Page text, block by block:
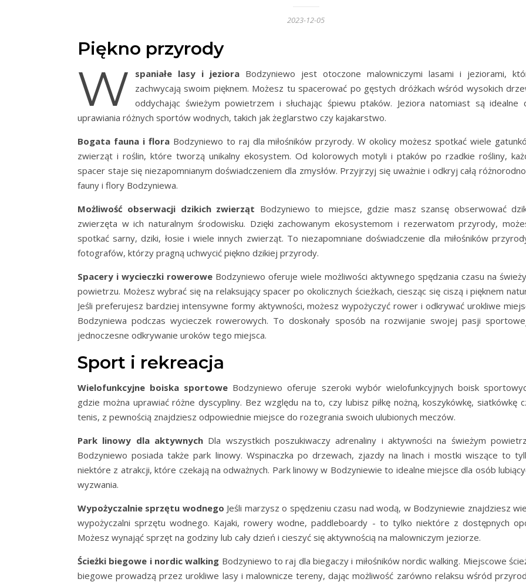
2023-12-05
Piękno przyrody
W spaniałe lasy i jeziora Bodzyniewo jest otoczone malowniczymi lasami i jeziorami,
zachwycają swoim pięknem. Możesz tu spacerować po gęstych dróżkach wśród wysokich
oddychając świeżym powietrzem i słuchając śpiewu ptaków. Jeziora natomiast są idealne
uprawiania różnych sportów wodnych, takich jak żeglarstwo czy kajakarstwo.
Bogata fauna i floraBodzyniewo to raj dla miłośników przyrody. W okolicy możesz spotkać wiele
zwierząt i roślin, które tworzą unikalny ekosystem. Od kolorowych motyli i ptaków po rzadkie rośliny,
spacer staje się niezapomnianym doświadczeniem dla zmysłów. Przyjrzyj się uważnie i odkryj całą
fauny i flory Bodzyniewa.
Możliwość obserwacji dzikich zwierząt Bodzyniewo to miejsce, gdzie masz szansę obserwować
zwierzęta w ich naturalnym środowisku. Dzięki zachowanym ekosystemom i rezerwatom przyrody,
spotkać sarny, dziki, łosie i wiele innych zwierząt. To niezapomniane doświadczenie dla miłośników
fotografów, którzy pragną uchwycić piękno dzikiej przyrody.
Spacery i wycieczki rowerowe Bodzyniewo oferuje wiele możliwości aktywnego spędzania czasu na
powietrzu. Możesz wybrać się na relaksujący spacer po okolicznych ścieżkach, ciesząc się ciszą i pięknem
Jeśli preferujesz bardziej intensywne formy aktywności, możesz wypożyczyć rower i odkrywać urokliwe
Bodzyniewa podczas wycieczek rowerowych. To doskonały sposób na rozwijanie swojej pasji
jednoczesne odkrywanie uroków tego miejsca.
Sport i rekreacja
Wielofunkcyjne boiska sportowe Bodzyniewo oferuje szeroki wybór wielofunkcyjnych boisk
gdzie można uprawiać różne dyscypliny. Bez względu na to, czy lubisz piłkę nożną, koszykówkę, siatkówkę
tenis, z pewnością znajdziesz odpowiednie miejsce do rozegrania swoich ulubionych meczów.
Park linowy dla aktywnych Dla wszystkich poszukiwaczy adrenaliny i aktywności na świeżym
Bodzyniewo posiada także park linowy. Wspinaczka po drzewach, zjazdy na linach i mostki wiszące to
niektóre z atrakcji, które czekają na odważnych. Park linowy w Bodzyniewie to idealne miejsce dla osób
wyzwania.
Wypożyczalnie sprzętu wodnego Jeśli marzysz o spędzeniu czasu nad wodą, w Bodzyniewie znajdziesz
wypożyczalni sprzętu wodnego. Kajaki, rowery wodne, paddleboardy - to tylko niektóre z dostępnych
Możesz wynająć sprzęt na godziny lub cały dzień i cieszyć się aktywnością na malowniczym jeziorze.
Ścieżki biegowe i nordic walking Bodzyniewo to raj dla biegaczy i miłośników nordic walking. Miejscowe
biegowe prowadzą przez urokliwe lasy i malownicze tereny, dając możliwość zarówno relaksu wśród